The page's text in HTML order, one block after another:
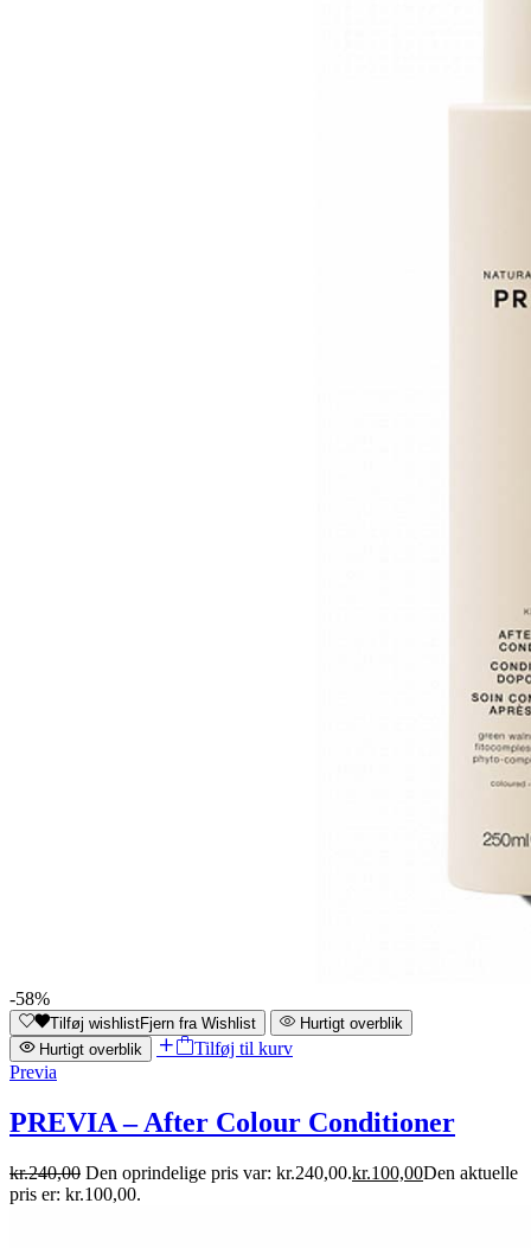
-58%
Tilføj wishlistFjern fra Wishlist
Hurtigt overblik
Hurtigt overblik
Tilføj til kurv
Previa
PREVIA – After Colour Conditioner
kr.240,00 Den oprindelige pris var: kr.240,00.kr.100,00Den aktuelle
pris er: kr.100,00.